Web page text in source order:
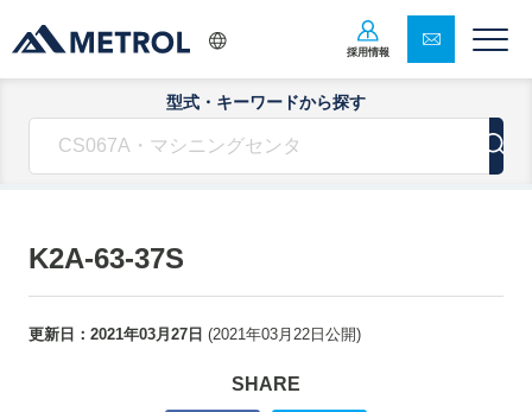
採用情報
型式・キーワードから探す
K2A-63-37S
更新日： 2021年03月27日 (2021年03月22日 公開)
SHARE